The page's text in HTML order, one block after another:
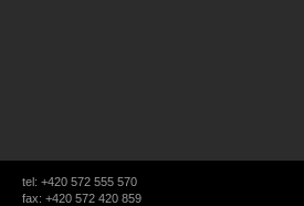
tel: +420 572 555 570
fax: +420 572 420 859